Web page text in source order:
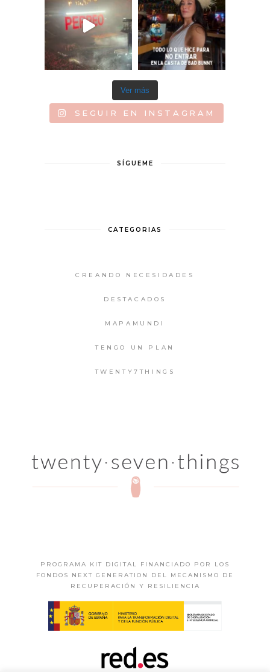
Ver más
SEGUIR EN INSTAGRAM
SÍGUEME
CATEGORIAS
CREANDO NECESIDADES
DESTACADOS
MAPAMUNDI
TENGO UN PLAN
TWENTY7THINGS
PROGRAMA KIT DIGITAL FINANCIADO POR LOS
FONDOS NEXT GENERATION DEL MECANISMO DE
RECUPERACIÓN Y RESILIENCIA